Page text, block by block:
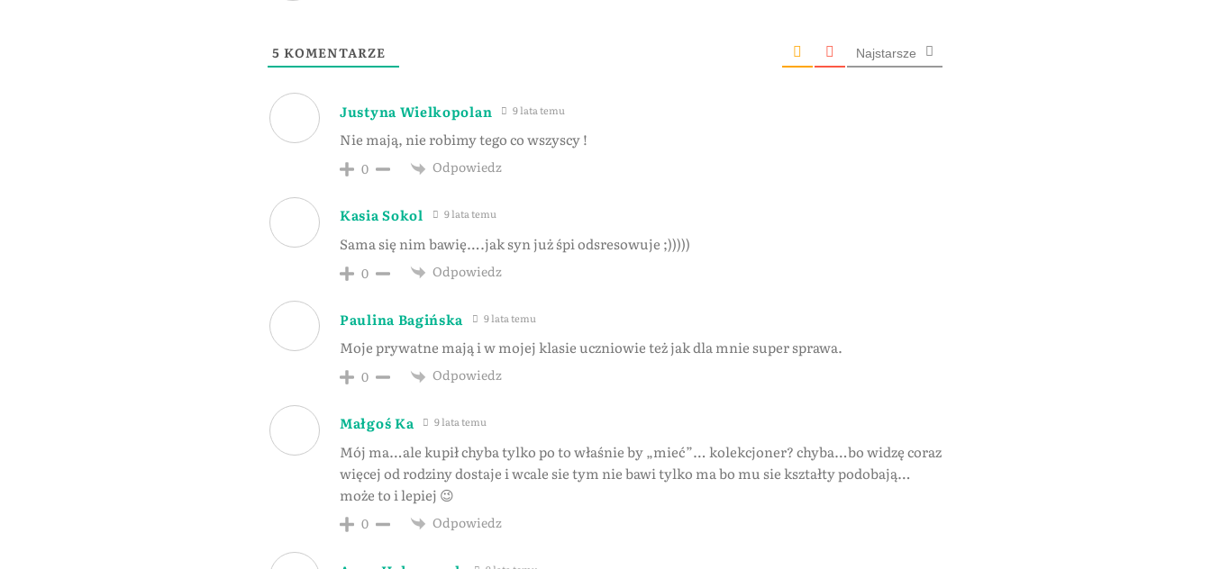
5 KOMENTARZE Najstarsze
Justyna Wielkopolan 9 lata temu
Nie mają, nie robimy tego co wszyscy !
0 Odpowiedz
Kasia Sokol 9 lata temu
Sama się nim bawię….jak syn już śpi odsresowuje ;)))))
0 Odpowiedz
Paulina Bagińska 9 lata temu
Moje prywatne mają i w mojej klasie uczniowie też jak dla mnie super sprawa.
0 Odpowiedz
Małgoś Ka 9 lata temu
Mój ma…ale kupił chyba tylko po to właśnie by „mieć”… kolekcjoner? chyba…bo widzę coraz
więcej od rodziny dostaje i wcale sie tym nie bawi tylko ma bo mu sie kształty podobają…
może to i lepiej 😉
0 Odpowiedz